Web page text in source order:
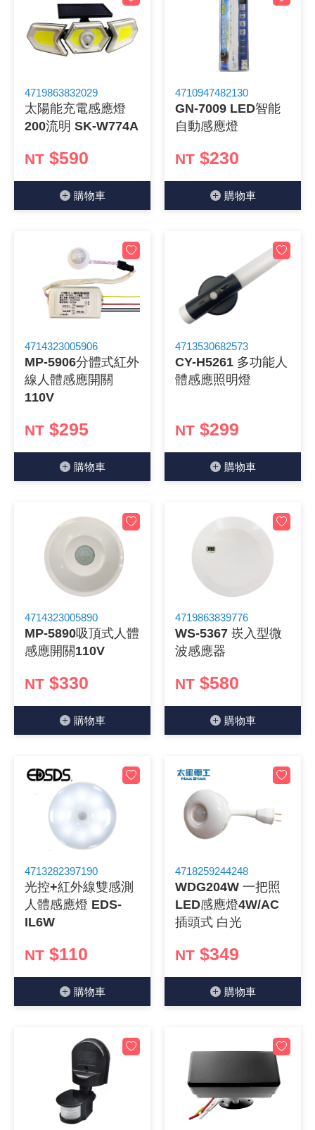
4719863832029
太陽能充電感應燈
200流明 SK-W774A
NT $590
購物⾞
4710947482130
GN-7009 LED智能
自動感應燈
NT $230
購物⾞
4714323005906
MP-5906分體式紅外
線人體感應開關
110V
NT $295
購物⾞
4713530682573
CY-H5261 多功能人
體感應照明燈
NT $299
購物⾞
4714323005890
MP-5890吸頂式人體
感應開關110V
NT $330
購物⾞
4719863839776
WS-5367 崁入型微
波感應器
NT $580
購物⾞
4713282397190
光控+紅外線雙感測
人體感應燈 EDS-
IL6W
NT $110
購物⾞
4718259244248
WDG204W 一把照
LED感應燈4W/AC
插頭式 白光
NT $349
購物⾞